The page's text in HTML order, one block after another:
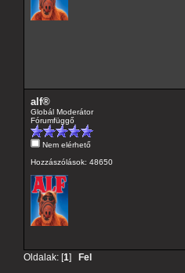
alf®
Globál Moderátor
Fórumfüggő
Nem elérhető
Hozzászólások: 48650
Oldalak: [1] Fel